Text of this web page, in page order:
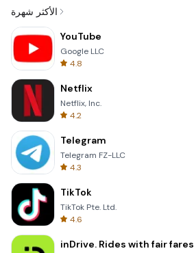
الأكثر شهرة
YouTube
Google LLC
4.8
Netflix
Netflix, Inc.
4.2
Telegram
Telegram FZ-LLC
4.3
TikTok
TikTok Pte. Ltd.
4.6
inDrive. Rides with fair fares